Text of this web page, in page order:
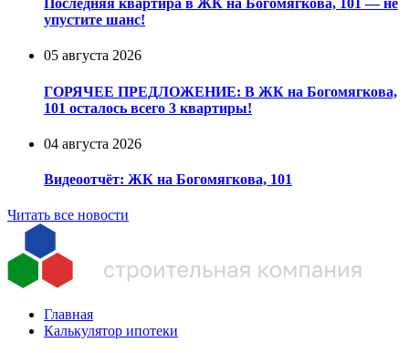
Последняя квартира в ЖК на Богомягкова, 101 — не
упустите шанс!
05 августа 2026
ГОРЯЧЕЕ ПРЕДЛОЖЕНИЕ: В ЖК на Богомягкова,
101 осталось всего 3 квартиры!
04 августа 2026
Видеоотчёт: ЖК на Богомягкова, 101
Читать все новости
Главная
Калькулятор ипотеки